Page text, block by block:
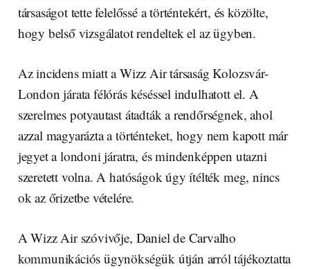
társaságot tette felelőssé a történtekért, és közölte,
hogy belső vizsgálatot rendeltek el az ügyben.
Az incidens miatt a Wizz Air társaság Kolozsvár-
London járata félórás késéssel indulhatott el. A
szerelmes potyautast átadták a rendőrségnek, ahol
azzal magyarázta a történteket, hogy nem kapott már
jegyet a londoni járatra, és mindenképpen utazni
szeretett volna. A hatóságok úgy ítélték meg, nincs
ok az őrizetbe vételére.
A Wizz Air szóvivője, Daniel de Carvalho
kommunikációs ügynökségük útján arról tájékoztatta